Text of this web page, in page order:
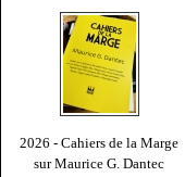
2026 - Cahiers de la Marge
sur Maurice G. Dantec